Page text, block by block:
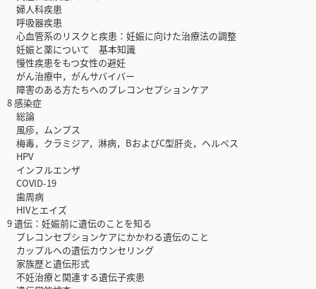
婦人科疾患
呼吸器疾患
心血管系のリスクと疾患：妊娠に向けた治療法の調整
妊娠と薬について 基本知識
慢性疾患をもつ女性の避妊
がん治療中，がんサバイバー
障害のある方たちへのプレコンセプションケア
8 感染症
総論
風疹，ムンプス
梅毒，クラミジア，淋病，BおよびC型肝炎，ヘルペス
HPV
インフルエンザ
COVID-19
歯周病
HIVとエイズ
9 遺伝：妊娠前に遺伝のことを知る
プレコンセプションケアにかかわる遺伝のこと
カップルへの遺伝カウンセリング
家族歴と遺伝形式
不妊治療と関連する遺伝子疾患